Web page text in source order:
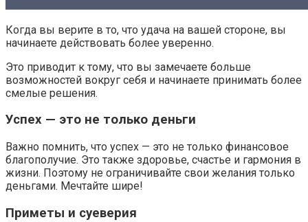
Когда вы верите в то, что удача на вашей стороне, вы
начинаете действовать более уверенно.
Это приводит к тому, что вы замечаете больше
возможностей вокруг себя и начинаете принимать более
смелые решения.
Успех — это не только деньги
Важно помнить, что успех — это не только финансовое
благополучие. Это также здоровье, счастье и гармония в
жизни. Поэтому не ограничивайте свои желания только
деньгами. Мечтайте шире!
Приметы и суеверия